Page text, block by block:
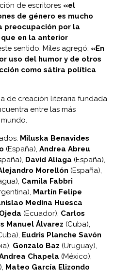
de escritores «el
de género es mucho
preocupación por la
en la anterior
sentido, Miles agregó: «En
uso del humor y de otros
como sátira política
de creación literaria fundada
entre las más
Miluska Benavides
(España), Andrea Abreu
David Aliaga (España),
Morellón (España),
Camila Fabbri
Martín Felipe
Medina Huesca
(Ecuador), Carlos
Manuel Álvarez (Cuba),
Eudris Planche Savón
Gonzalo Baz (Uruguay),
Chapela (México),
Mateo García Elizondo